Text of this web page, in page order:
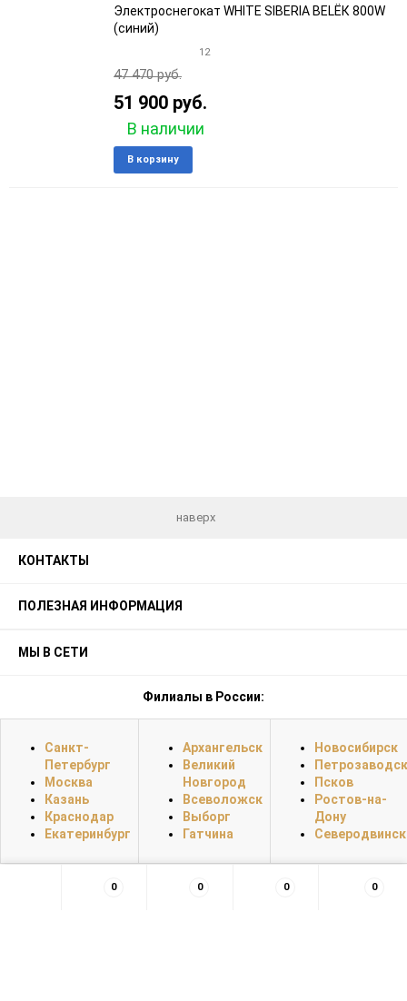
Электроснегокат WHITE SIBERIA BELЁК 800W
(синий)
12
47 470 руб.
51 900 руб.
В наличии
В корзину
наверх
КОНТАКТЫ
ПОЛЕЗНАЯ ИНФОРМАЦИЯ
МЫ В СЕТИ
Филиалы в России:
Санкт-
Петербург
Москва
Казань
Краснодар
Екатеринбург
Архангельск
Великий
Новгород
Всеволожск
Выборг
Гатчина
Новосибирск
Петрозаводск
Псков
Ростов-на-
Дону
Северодвинск
0 0 0 0